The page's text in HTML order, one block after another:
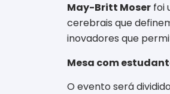
May-Britt Moser foi
cerebrais que
inovadores que
Mesa com
O evento será